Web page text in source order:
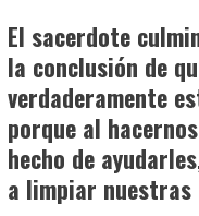
El sacerdote
la conclusión de
verdaderamente
porque al
hecho de
a limpiar nuestras